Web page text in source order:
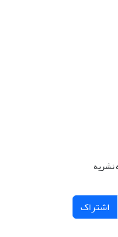
نشریه
اشتراک